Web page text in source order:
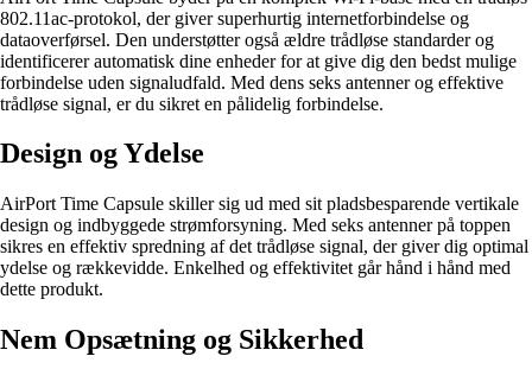
802.11ac-protokol, der giver superhurtig internetforbindelse og
dataoverførsel. Den understøtter også ældre trådløse standarder og
identificerer automatisk dine enheder for at give dig den bedst mulige
forbindelse uden signaludfald. Med dens seks antenner og effektive
trådløse signal, er du sikret en pålidelig forbindelse.
Design og Ydelse
AirPort Time Capsule skiller sig ud med sit pladsbesparende vertikale
design og indbyggede strømforsyning. Med seks antenner på toppen
sikres en effektiv spredning af det trådløse signal, der giver dig optimal
ydelse og rækkevidde. Enkelhed og effektivitet går hånd i hånd med
dette produkt.
Nem Opsætning og Sikkerhed